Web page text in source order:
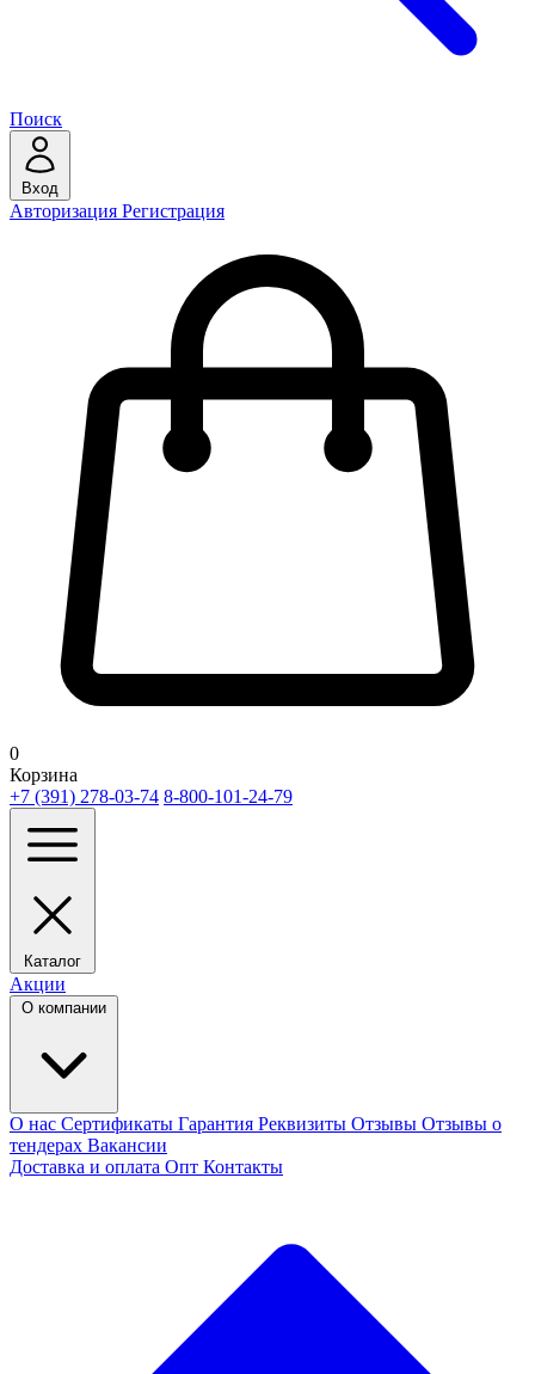
Поиск
Вход
Авторизация Регистрация
0
Корзина
+7 (391) 278-03-74 8-800-101-24-79
Каталог
Акции
О компании
О нас Сертификаты Гарантия Реквизиты Отзывы Отзывы о
тендерах Вакансии
Доставка и оплата Опт Контакты